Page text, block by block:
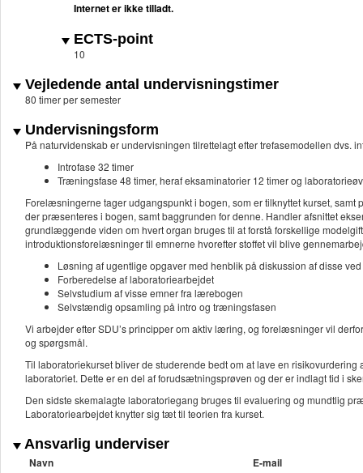
Internet er ikke tilladt.
ECTS-point
10
Vejledende antal undervisningstimer
80 timer per semester
Undervisningsform
På naturvidenskab er undervisningen tilrettelagt efter trefasemodellen dvs.
Introfase 32 timer
Træningsfase 48 timer, heraf eksaminatorier 12 timer og
Forelæsningerne tager udgangspunkt i bogen, som er tilknyttet kurset,
der præsenteres i bogen, samt baggrunden for denne. Handler afsnittet
grundlæggende viden om hvert organ bruges til at forstå forskellige
introduktionsforelæsninger til emnerne hvorefter stoffet vil blive
Løsning af ugentlige opgaver med henblik på diskussion af disse
Forberedelse af laboratoriearbejdet
Selvstudium af visse emner fra lærebogen
Selvstændig opsamling på intro og træningsfasen
Vi arbejder efter SDU’s principper om aktiv læring, og forelæsninger vil
og spørgsmål.
Til laboratoriekurset bliver de studerende bedt om at lave en
laboratoriet. Dette er en del af forudsætningsprøven og der er indlagt tid i
Den sidste skemalagte laboratoriegang bruges til evaluering og mundtlig
Laboratoriearbejdet knytter sig tæt til teorien fra kurset.
Ansvarlig underviser
Navn E-mail